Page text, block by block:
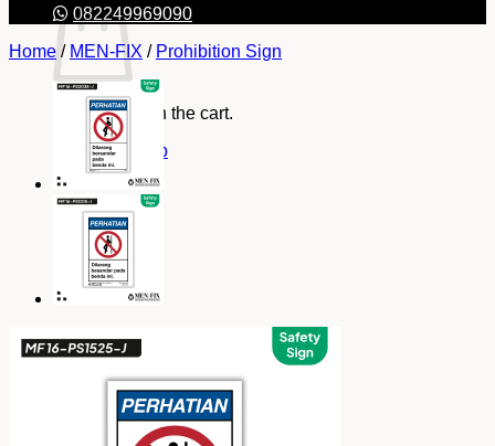
No products in the cart.
Return to shop
082249969090
Home / MEN-FIX / Prohibition Sign